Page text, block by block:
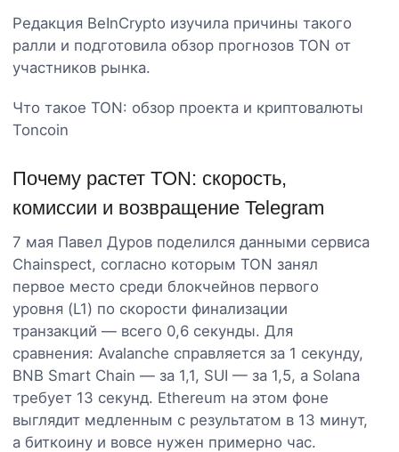
Редакция BeInCrypto изучила причины такого
ралли и подготовила обзор прогнозов TON от
участников рынка.
Что такое TON: обзор проекта и криптовалюты
Toncoin
Почему растет TON: скорость,
комиссии и возвращение Telegram
7 мая Павел Дуров поделился данными сервиса
Chainspect, согласно которым TON занял
первое место среди блокчейнов первого
уровня (L1) по скорости финализации
транзакций — всего 0,6 секунды. Для
сравнения: Avalanche справляется за 1 секунду,
BNB Smart Chain — за 1,1, SUI — за 1,5, а Solana
требует 13 секунд. Ethereum на этом фоне
выглядит медленным с результатом в 13 минут,
а биткоину и вовсе нужен примерно час.